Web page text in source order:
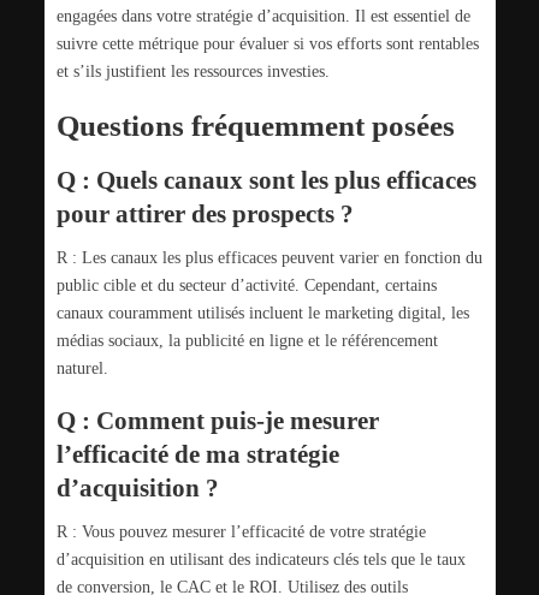
engagées dans votre stratégie d’acquisition. Il est essentiel de
suivre cette métrique pour évaluer si vos efforts sont rentables
et s’ils justifient les ressources investies.
Questions fréquemment posées
Q : Quels canaux sont les plus efficaces
pour attirer des prospects ?
R : Les canaux les plus efficaces peuvent varier en fonction du
public cible et du secteur d’activité. Cependant, certains
canaux couramment utilisés incluent le marketing digital, les
médias sociaux, la publicité en ligne et le référencement
naturel.
Q : Comment puis-je mesurer
l’efficacité de ma stratégie
d’acquisition ?
R : Vous pouvez mesurer l’efficacité de votre stratégie
d’acquisition en utilisant des indicateurs clés tels que le taux
de conversion, le CAC et le ROI. Utilisez des outils